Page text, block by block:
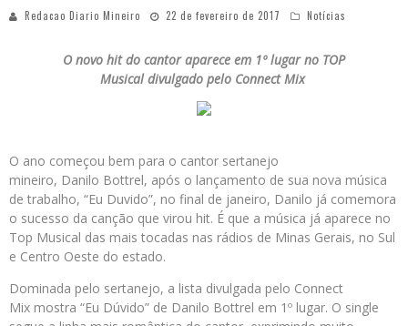
Redacao Diario Mineiro 22 de fevereiro de 2017 Notícias
O novo hit do cantor aparece em 1º lugar no TOP
Musical divulgado pelo Connect Mix
O ano começou bem para o cantor sertanejo
mineiro, Danilo Bottrel, após o lançamento de sua nova música
de trabalho, “Eu Duvido”, no final de janeiro, Danilo já comemora
o sucesso da canção que virou hit. É que a música já aparece no
Top Musical das mais tocadas nas rádios de Minas Gerais, no Sul
e Centro Oeste do estado.
Dominada pelo sertanejo, a lista divulgada pelo Connect
Mix mostra “Eu Dúvido” de Danilo Bottrel em 1º lugar. O single